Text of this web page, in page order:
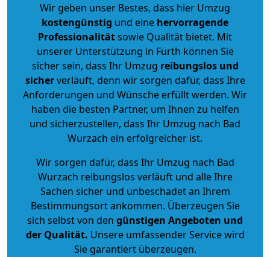
Wir geben unser Bestes, dass hier Umzug
kostengünstig und eine hervorragende
Professionalitätsowie Qualität bietet. Mit
unserer Unterstützung in Fürth können Sie
sicher sein, dass Ihr Umzug reibungslos und
sicherverläuft, denn wir sorgen dafür, dass Ihre
Anforderungen und Wünsche erfüllt werden. Wir
haben die besten Partner, um Ihnen zu helfen
und sicherzustellen, dass Ihr Umzug nach Bad
Wurzach ein erfolgreicher ist.
Wir sorgen dafür, dass Ihr Umzug nach Bad
Wurzach reibungslos verläuft und alle Ihre
Sachen sicher und unbeschadet an Ihrem
Bestimmungsort ankommen. Überzeugen Sie
sich selbst von den günstigen Angeboten und
der Qualität. Unsere umfassender Service wird
Sie garantiert überzeugen.